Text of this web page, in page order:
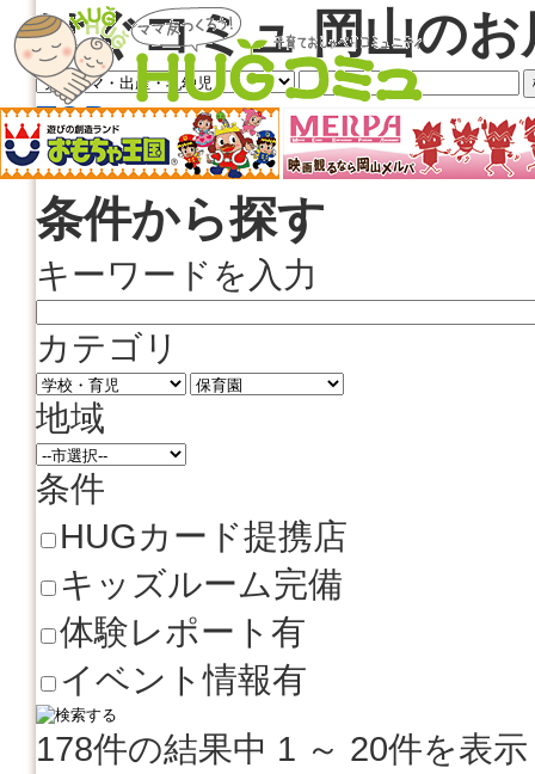
はぐコミュ 岡山の
TOP
地域情報検索
条件から探す
キーワードを入力
カテゴリ
地域
条件
HUGカード提携店
キッズルーム完備
体験レポート有
イベント情報有
178件の結果中 1 ～ 20件を表示